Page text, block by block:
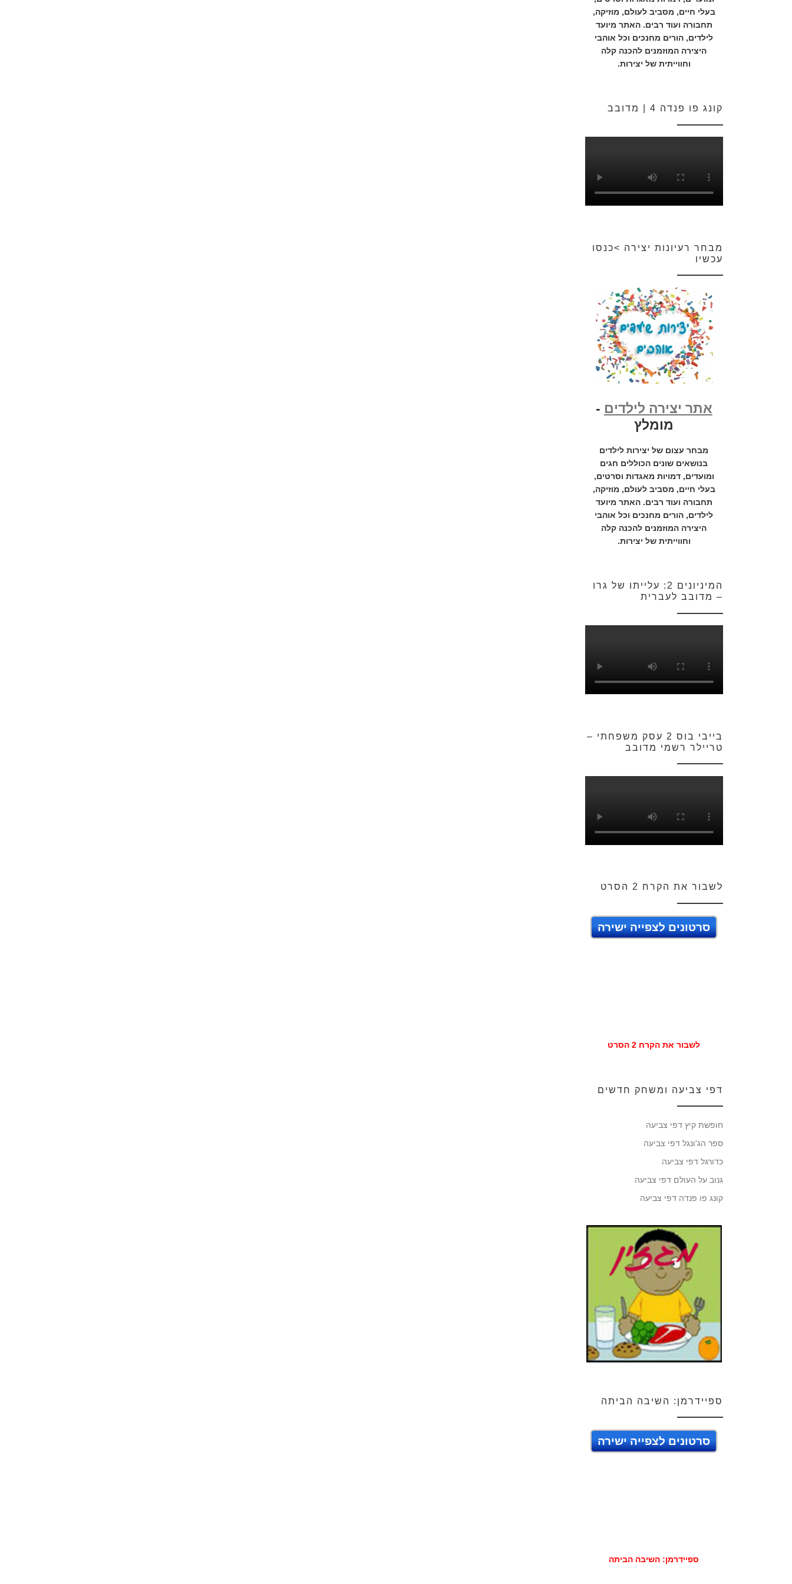
בעלי חיים, מסביב לעולם, מוזיקה,
תחבורה ועוד רבים. האתר מיועד
לילדים, הורים מחנכים וכל אוהבי
היצירה המוזמנים להכנה קלה
וחווייתית של יצירות.
קונג פו פנדה 4 | מדובב
מבחר רעיונות יצירה >כנסו
עכשיו
אתר יצירה לילדים -
מומלץ
מבחר עצום של יצירות לילדים
בנושאים שונים הכוללים חגים
ומועדים, דמויות מאגדות וסרטים,
בעלי חיים, מסביב לעולם, מוזיקה,
תחבורה ועוד רבים. האתר מיועד
לילדים, הורים מחנכים וכל אוהבי
היצירה המוזמנים להכנה קלה
וחווייתית של יצירות.
המיניונים 2: עלייתו של גרו
– מדובב לעברית
בייבי בוס 2 עסק משפחתי –
טריילר רשמי מדובב
לשבור את הקרח 2 הסרט
סרטונים לצפייה ישירה
לשבור את הקרח 2 הסרט
דפי צביעה ומשחק חדשים
חופשת קיץ דפי צביעה
ספר הג'ונגל דפי צביעה
כדורגל דפי צביעה
גנוב על העולם דפי צביעה
קונג פו פנדה דפי צביעה
ספיידרמן: השיבה הביתה
סרטונים לצפייה ישירה
ספיידרמן: השיבה הביתה